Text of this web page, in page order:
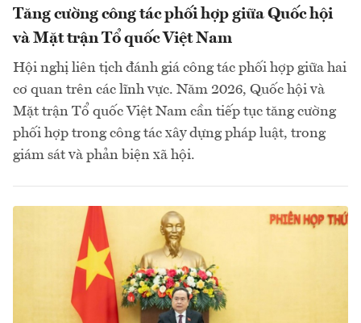
Tăng cường công tác phối hợp giữa Quốc hội
và Mặt trận Tổ quốc Việt Nam
Hội nghị liên tịch đánh giá công tác phối hợp giữa hai
cơ quan trên các lĩnh vực. Năm 2026, Quốc hội và
Mặt trận Tổ quốc Việt Nam cần tiếp tục tăng cường
phối hợp trong công tác xây dựng pháp luật, trong
giám sát và phản biện xã hội.